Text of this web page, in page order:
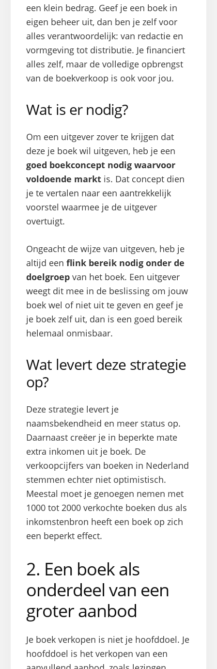
een klein bedrag. Geef je een boek in
eigen beheer uit, dan ben je zelf voor
alles verantwoordelijk: van redactie en
vormgeving tot distributie. Je financiert
alles zelf, maar de volledige opbrengst
van de boekverkoop is ook voor jou.
Wat is er nodig?
Om een uitgever zover te krijgen dat
deze je boek wil uitgeven, heb je een
goed boekconcept nodig waarvoor
voldoende marktis. Dat concept dien
je te vertalen naar een aantrekkelijk
voorstel waarmee je de uitgever
overtuigt.
Ongeacht de wijze van uitgeven, heb je
altijd een flink bereik nodig onder de
doelgroep van het boek. Een uitgever
weegt dit mee in de beslissing om jouw
boek wel of niet uit te geven en geef je
je boek zelf uit, dan is een goed bereik
helemaal onmisbaar.
Wat levert deze strategie
op?
Deze strategie levert je
naamsbekendheid en meer status op.
Daarnaast creëer je in beperkte mate
extra inkomen uit je boek. De
verkoopcijfers van boeken in Nederland
stemmen echter niet optimistisch.
Meestal moet je genoegen nemen met
1000 tot 2000 verkochte boeken dus als
inkomstenbron heeft een boek op zich
een beperkt effect.
2. Een boek als
onderdeel van een
groter aanbod
Je boek verkopen is niet je hoofddoel. Je
hoofddoel is het verkopen van een